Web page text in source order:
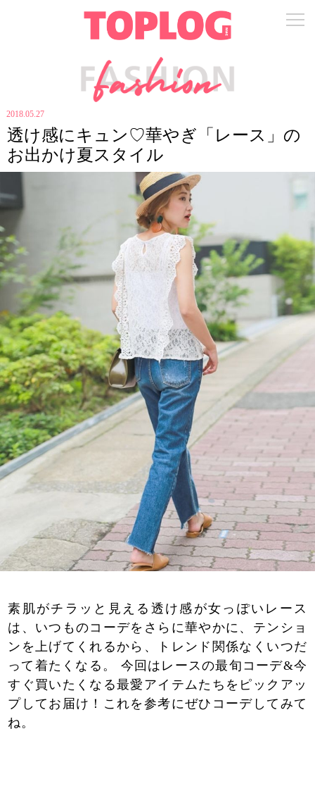
2018.05.27
透け感にキュン♡華やぎ「レース」の
お出かけ夏スタイル
素肌がチラッと見える透け感が女っぽいレース
は、いつものコーデをさらに華やかに、テンショ
ンを上げてくれるから、トレンド関係なくいつだ
って着たくなる。 今回はレースの最旬コーデ&今
すぐ買いたくなる最愛アイテムたちをピックアッ
プしてお届け！これを参考にぜひコーデしてみて
ね。